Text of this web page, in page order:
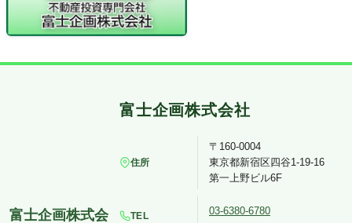
住所
〒160-0004
東京都新宿区四谷1-19-16
第一上野ビル6F
TEL 03-6380-6780